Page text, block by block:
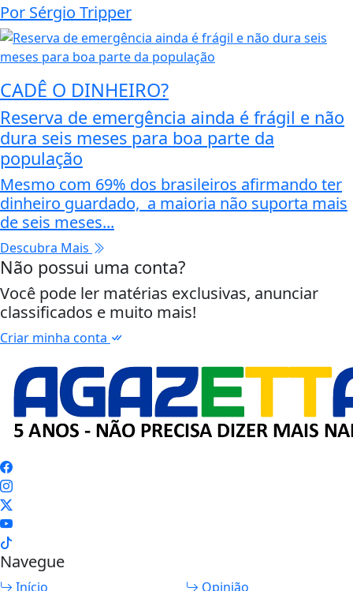
Por Sérgio Tripper
CADÊ O DINHEIRO?
Reserva de emergência ainda é frágil e não
dura seis meses para boa parte da
população
Mesmo com 69% dos brasileiros afirmando ter
dinheiro guardado, a maioria não suporta mais
de seis meses...
Descubra Mais
Não possui uma conta?
Você pode ler matérias exclusivas, anunciar
classificados e muito mais!
Criar minha conta
Navegue
Início Opinião